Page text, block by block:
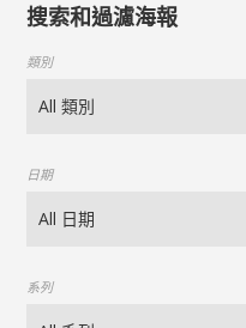
搜索和過濾海報
類別
日期
系列